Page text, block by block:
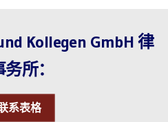
Kollegen GmbH 律
所：
系表格